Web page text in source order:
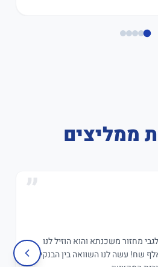
ממליצים
מחזור משכנתא והוא הוזיל לנו
הקיימת 200 אלף שח! עשה לנו השוואה בין הבנקים,